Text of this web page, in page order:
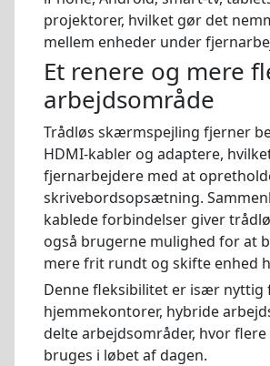
projektorer, hvilket gør det
mellem enheder under
Et renere og mere
arbejdsområde
Trådløs skærmspejling fjerner
HDMI-kabler og adaptere,
fjernarbejdere med at
skrivebordsopsætning.
kablede forbindelser giver
også brugerne mulighed for at
mere frit rundt og skifte enhed
Denne fleksibilitet er især nyttig
hjemmekontorer, hybride
delte arbejdsområder, hvor
bruges i løbet af dagen.